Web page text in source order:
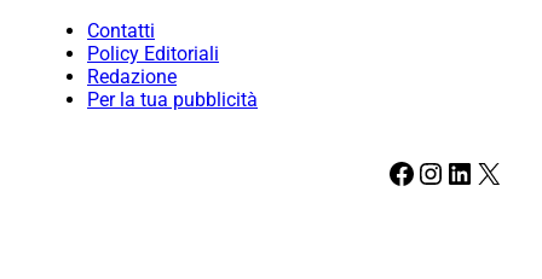
Contatti
Policy Editoriali
Redazione
Per la tua pubblicità
Facebook Instagram LinkedIn X